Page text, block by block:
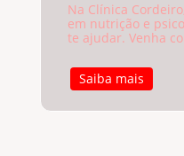
Na Clínica
em nutrição e
te ajudar. Venha
Saiba mais